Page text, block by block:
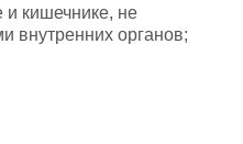
и кишечнике, не
внутренних органов;